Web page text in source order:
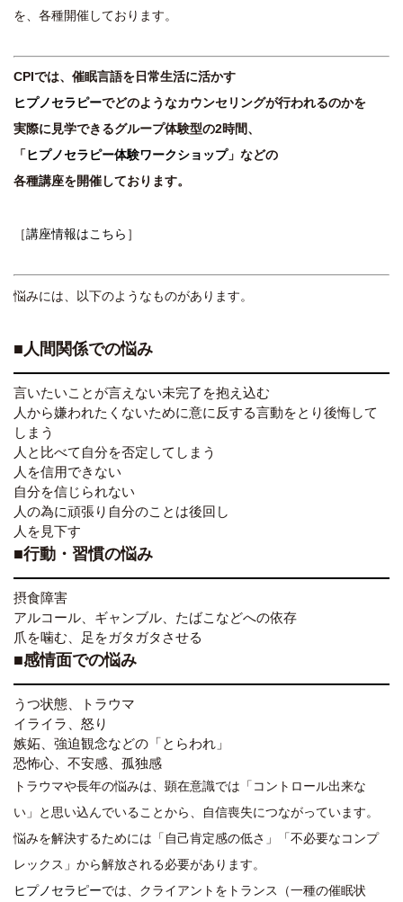
を、各種開催しております。
CPIでは、催眠言語を日常生活に活かす
ヒプノセラピーでどのようなカウンセリングが行われるのかを
実際に見学できるグループ体験型の2時間、
「ヒプノセラピー体験ワークショップ」などの
各種講座を開催しております。
［講座情報はこちら ］
悩みには、以下のようなものがあります。
■人間関係での悩み
言いたいことが言えない未完了を抱え込む
人から嫌われたくないために意に反する言動をとり後悔して
しまう
人と比べて自分を否定してしまう
人を信用できない
自分を信じられない
人の為に頑張り自分のことは後回し
人を見下す
■行動・習慣の悩み
摂食障害
アルコール、ギャンブル、たばこなどへの依存
爪を噛む、足をガタガタさせる
■感情面での悩み
うつ状態、トラウマ
イライラ、怒り
嫉妬、強迫観念などの「とらわれ」
恐怖心、不安感、孤独感
トラウマや長年の悩みは、顕在意識では「コントロール出来な
い」と思い込んでいることから、自信喪失につながっています。
悩みを解決するためには「自己肯定感の低さ」「不必要なコンプ
レックス」から解放される必要があります。
ヒプノセラピーでは、クライアントをトランス（一種の催眠状